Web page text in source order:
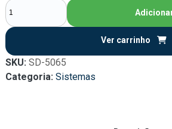
Ver carrinho
SKU: SD-5065
Categoria: Sistemas